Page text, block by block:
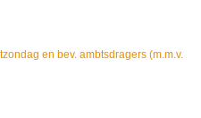
en bev. ambtsdragers (m.m.v.